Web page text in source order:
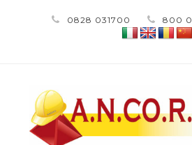
0828 031700 800